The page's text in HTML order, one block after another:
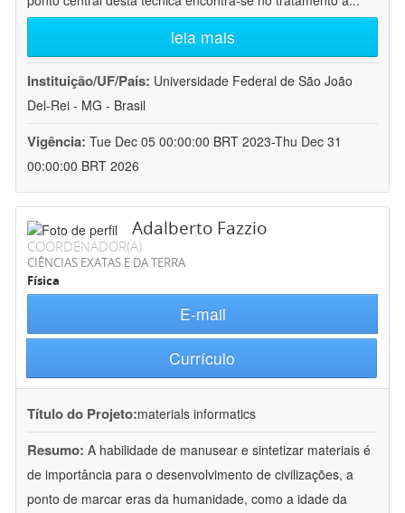
leia mais
Instituição/UF/País: Universidade Federal de São João
Del-Rei - MG - Brasil
Vigência: Tue Dec 05 00:00:00 BRT 2023-Thu Dec 31
00:00:00 BRT 2026
Adalberto Fazzio
COORDENADOR(A)
CIÊNCIAS EXATAS E DA TERRA
Física
E-mail
Currículo
Título do Projeto:materials informatics
Resumo: A habilidade de manusear e sintetizar materiais é
de importância para o desenvolvimento de civilizações, a
ponto de marcar eras da humanidade, como a idade da